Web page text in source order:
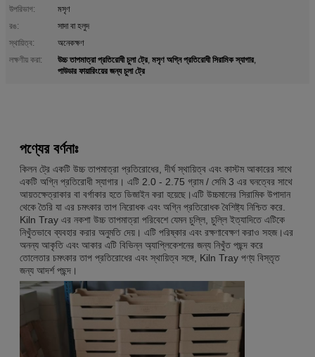
উপরিভাগ:
মসৃণ
রঙ:
সাদা বা হলুদ
স্থায়িত্ব:
অনেকক্ষণ
লক্ষণীয় করা:
উচ্চ তাপমাত্রা প্রতিরোধী চুলা ট্রে, মসৃণ অগ্নি প্রতিরোধী সিরামিক স্যাগার,
পাউডার ফায়ারিংয়ের জন্য চুলা ট্রে
পণ্যের বর্ণনাঃ
কিলন ট্রে একটি উচ্চ তাপমাত্রা প্রতিরোধের, দীর্ঘ স্থায়িত্ব এবং কাস্টম আকারের সাথে
একটি অগ্নি প্রতিরোধী স্যাগার। এটি 2.0 - 2.75 গ্রাম / সেমি 3 এর ঘনত্বের সাথে
আয়তক্ষেত্রাকার বা বর্গাকার হতে ডিজাইন করা হয়েছে।এটি উচ্চমানের সিরামিক উপাদান
থেকে তৈরি যা এর চমৎকার তাপ নিরোধক এবং অগ্নি প্রতিরোধক বৈশিষ্ট্য নিশ্চিত করে.
Kiln Tray এর নকশা উচ্চ তাপমাত্রা পরিবেশে যেমন চুল্লি, চুল্লি ইত্যাদিতে এটিকে
নিখুঁতভাবে ব্যবহার করার অনুমতি দেয়। এটি পরিষ্কার এবং রক্ষণাবেক্ষণ করাও সহজ।এর
অনন্য আকৃতি এবং আকার এটি বিভিন্ন অ্যাপ্লিকেশনের জন্য নিখুঁত পছন্দ করে
তোলেতার চমৎকার তাপ প্রতিরোধের এবং স্থায়িত্ব সঙ্গে, Kiln Tray পণ্য বিস্তৃত
জন্য আদর্শ পছন্দ।